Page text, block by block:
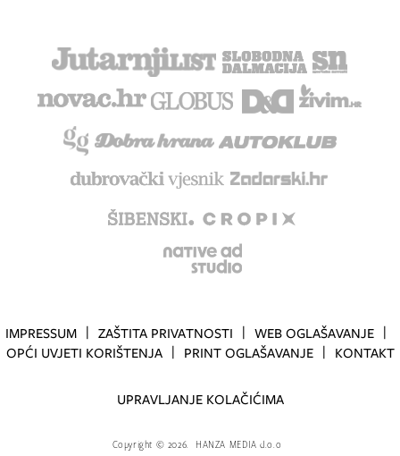
IMPRESSUM ZAŠTITA PRIVATNOSTI
WEB OGLAŠAVANJE
OPĆI UVJETI KORIŠTENJA
PRINT OGLAŠAVANJE KONTAKT
UPRAVLJANJE KOLAČIĆIMA
Copyright © 2026. HANZA MEDIA d.o.o